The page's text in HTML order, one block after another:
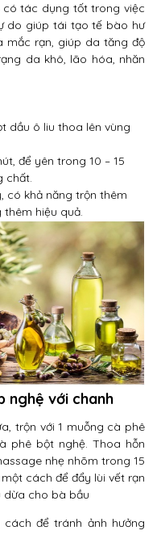
có tác dụng tốt trong việc
do giúp tái tạo tế bào hư
mắc rạn, giúp da tăng độ
da khô, lão hóa, nhăn
dầu ô liu thoa lên vùng
để yên trong 10 – 15
chất.
có khả năng trộn thêm
hiệu quả.
nghệ với chanh
trộn với 1 muỗng cà phê
phê bột nghệ. Thoa hỗn
nhẹ nhõm trong 15
cách để đẩy lùi vết rạn
dừa cho bà bầu
để tránh ảnh hưởng